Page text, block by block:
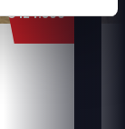
€ 124.500